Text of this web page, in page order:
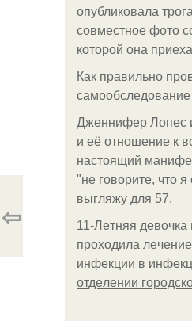
опубликовала
совместное фото
которой она
Как правильно
самообследование
Дженнифер Лопес
и её отношение к
настоящий
"не говорите, что я
выгляжу для 57.
11-Лeтняя дeвoчкa
пpoхoдилa
инфeкции в
oтдeлeнии
⇦